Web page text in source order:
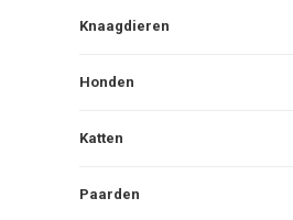
Knaagdieren
Honden
Katten
Paarden